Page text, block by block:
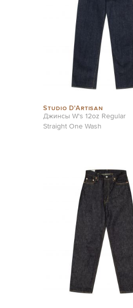
Studio D'Artisan
Джинсы W's 12oz Regular
Straight One Wash